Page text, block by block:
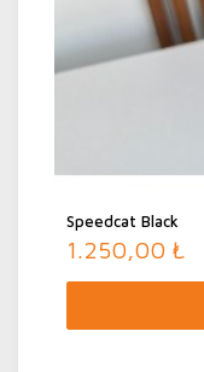
Speedcat Black
1.250,00 ₺